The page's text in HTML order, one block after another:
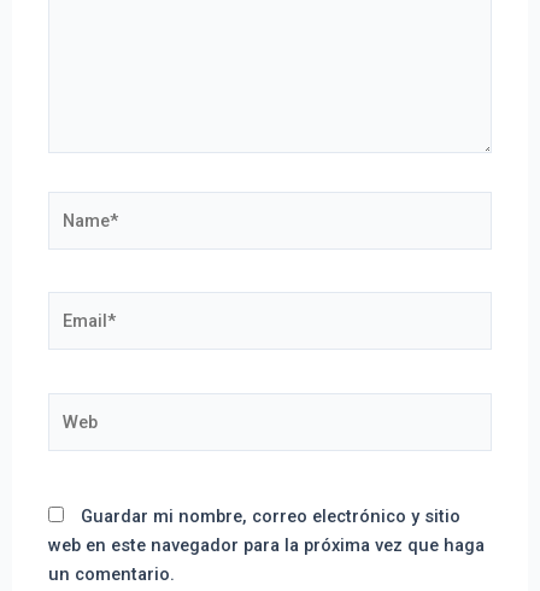
Guardar mi nombre, correo electrónico y sitio
web en este navegador para la próxima vez que haga
un comentario.